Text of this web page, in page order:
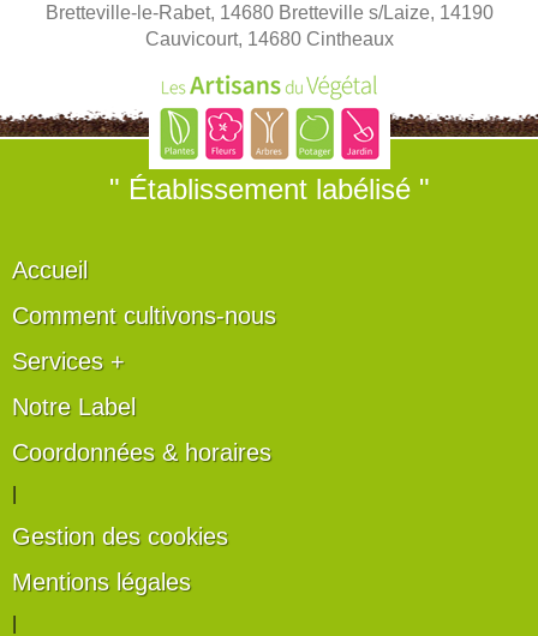
Bretteville-le-Rabet, 14680 Bretteville s/Laize, 14190
Cauvicourt, 14680 Cintheaux
" Établissement labélisé "
Accueil
Comment cultivons-nous
Services +
Notre Label
Coordonnées & horaires
Gestion des cookies
Mentions légales